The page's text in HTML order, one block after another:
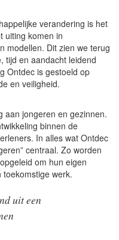
verandering is het
uiting komen in
modellen. Dit zien we terug
tijd en aandacht leidend
Ontdec is gestoeld op
en veiligheid.
aan jongeren en gezinnen.
binnen de
In alles wat Ontdec
centraal. Zo worden
om hun eigen
werk.
uit een